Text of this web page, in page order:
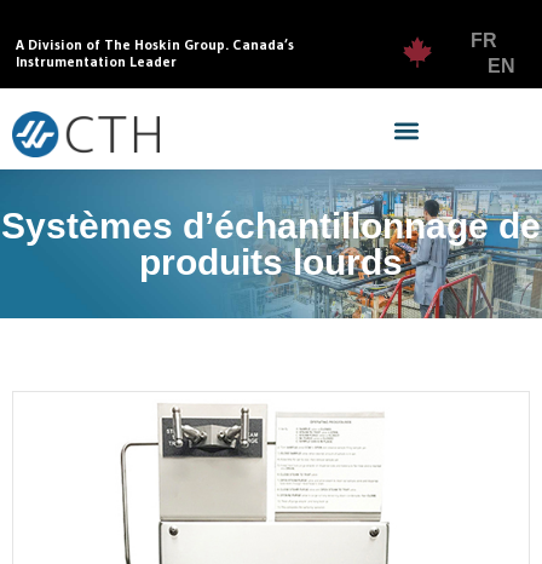
A Division of The Hoskin Group. Canada’s
Instrumentation Leader
FR
EN
Systèmes d’échantillonnage de
produits lourds